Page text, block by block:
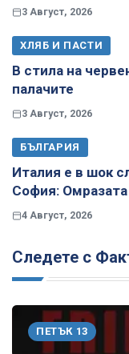
3 Август, 2026
ХЛЯБ И ПАСТИ
В стила на
палачите
3 Август, 2026
БЪЛГАРИЯ
Италия е в шок
София:
4 Август, 2026
Следете с
ПЕТЪК 13